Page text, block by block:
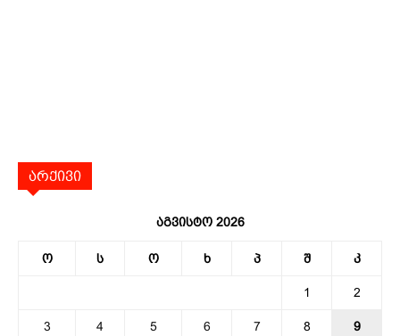
არქივი
აგვისტო 2026
ო ს ო ხ პ შ კ
1 2
3 4 5 6 7 8 9